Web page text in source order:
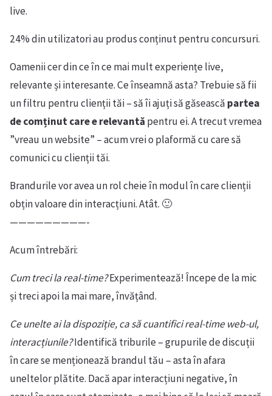
live.
24% din utilizatori au produs conținut pentru concursuri.
Oamenii cer din ce în ce mai mult experiențe live,
relevante și interesante. Ce înseamnă asta? Trebuie să fii
un filtru pentru clienții tăi – să îi ajuți să găsească partea
de comținut care e relevantă pentru ei. A trecut vremea
”vreau un website” – acum vrei o plaformă cu care să
comunici cu clienții tăi.
Brandurile vor avea un rol cheie în modul în care clienții
obțin valoare din interacțiuni. Atât. 🙂
—————————-
Acum întrebări:
Cum treci la real-time?Experimentează! Începe de la mic
și treci apoi la mai mare, învățând.
Ce unelte ai la dispoziție, ca să cuantifici real-time web-ul,
interacțiunile?Identifică triburile – grupurile de discuții
în care se menționează brandul tău – asta în afara
uneltelor plătite. Dacă apar interacțiuni negative, în